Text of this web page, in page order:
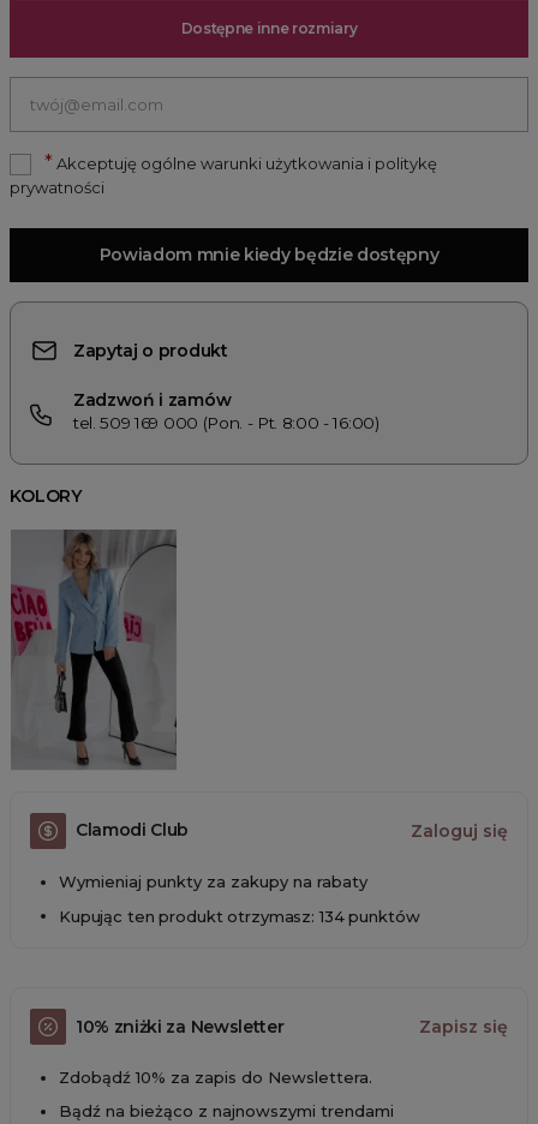
Dostępne inne rozmiary
* Akceptuję ogólne warunki użytkowania i politykę
prywatności
Powiadom mnie kiedy będzie dostępny
Zapytaj o produkt
Zadzwoń i zamów
tel. 509 169 000 (Pon. - Pt. 8:00 - 16:00)
KOLORY
Clamodi Club Zaloguj się
Wymieniaj punkty za zakupy na rabaty
Kupując ten produkt otrzymasz: 134 punktów
10% zniżki za Newsletter Zapisz się
Zdobądź 10% za zapis do Newslettera.
Bądź na bieżąco z najnowszymi trendami